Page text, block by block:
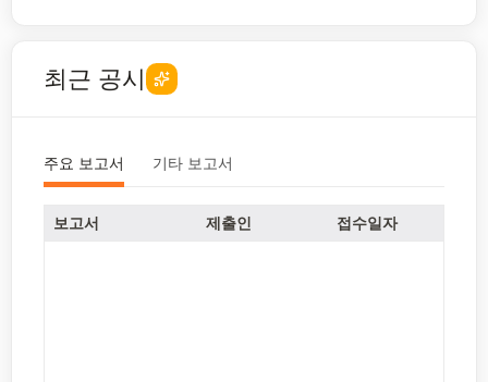
최근 공시
주요 보고서 기타 보고서
보고서 제출인 접수일자